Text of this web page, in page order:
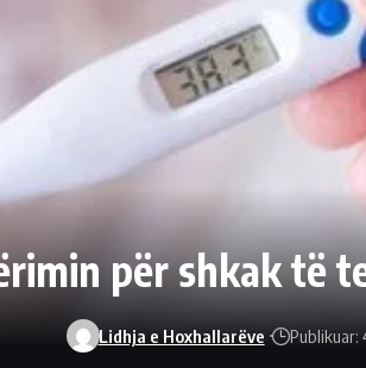
për shkak të
Lidhja e Hoxhallarëve Publikuar: